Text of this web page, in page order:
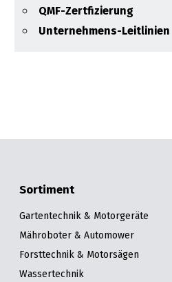
QMF-Zertfizierung
Unternehmens-Leitlinien
Sortiment
Gartentechnik & Motorgeräte
Mähroboter & Automower
Forsttechnik & Motorsägen
Wassertechnik